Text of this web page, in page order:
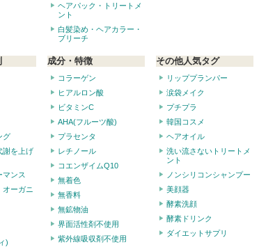
ヘアパック・トリートメ
ント
白髪染め・ヘアカラー・
ブリーチ
グ
謝を上げ
マンス
オーガニ
)
成分・特徴
コラーゲン
ヒアルロン酸
ビタミンC
AHA(フルーツ酸)
プラセンタ
レチノール
コエンザイムQ10
無着色
無香料
無鉱物油
界面活性剤不使用
紫外線吸収剤不使用
その他人気タグ
リッププランパー
涙袋メイク
プチプラ
韓国コスメ
ヘアオイル
洗い流さないトリートメ
ント
ノンシリコンシャンプー
美顔器
酵素洗顔
酵素ドリンク
ダイエットサプリ